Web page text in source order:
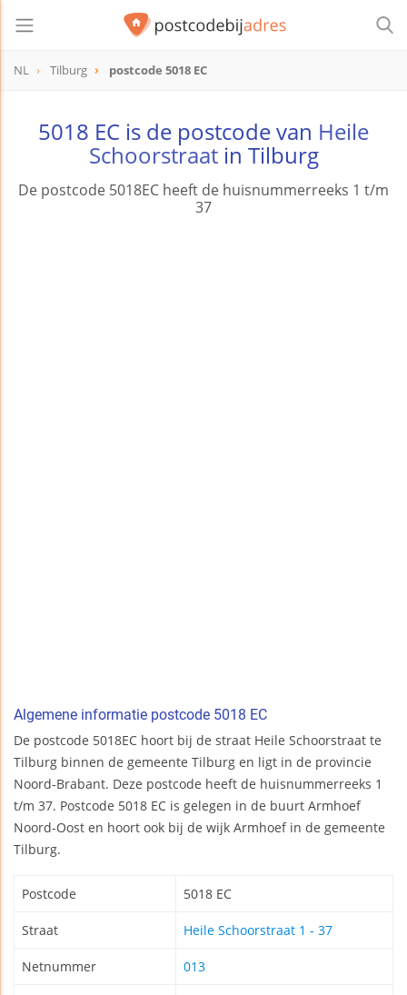
NL Tilburg postcode 5018 EC
5018 EC is de postcode van Heile
Schoorstraatin Tilburg
De postcode 5018EC heeft de huisnummerreeks 1 t/m
37
Algemene informatie postcode 5018 EC
De postcode 5018EC hoort bij de straat Heile Schoorstraat te
Tilburg binnen de gemeente Tilburg en ligt in de provincie
Noord-Brabant. Deze postcode heeft de huisnummerreeks 1
t/m 37. Postcode 5018 EC is gelegen in de buurt Armhoef
Noord-Oost en hoort ook bij de wijk Armhoef in de gemeente
Tilburg.
Postcode 5018 EC
Straat Heile Schoorstraat 1 - 37
Netnummer 013